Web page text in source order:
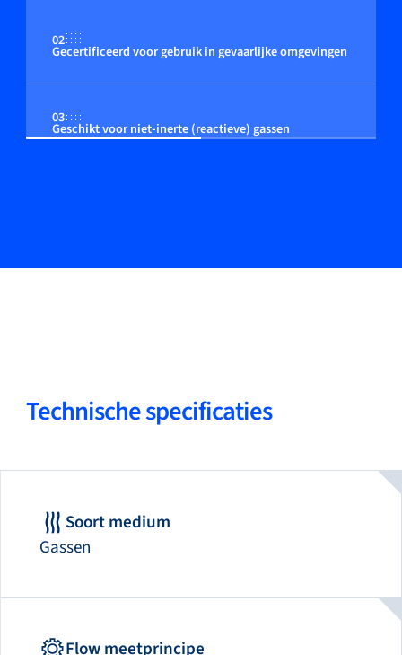
02
Gecertificeerd voor gebruik in gevaarlijke omgevingen
03
Geschikt voor niet-inerte (reactieve) gassen
Technische specificaties
Soort medium
Gassen
Flow meetprincipe